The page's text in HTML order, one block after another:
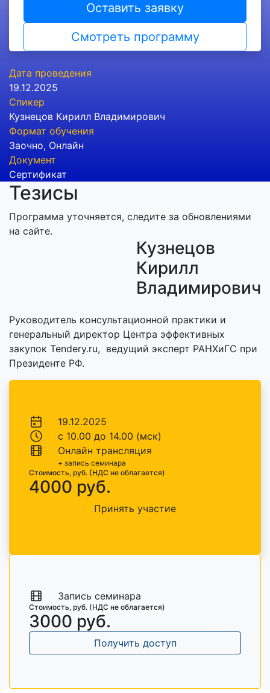
Оставить заявку
Смотреть программу
Дата проведения
19.12.2025
Спикер
Кузнецов Кирилл Владимирович
Формат обучения
Заочно, Онлайн
Документ
Сертификат
Тезисы
Программа уточняется, следите за обновлениями
на сайте.
Кузнецов
Кирилл
Владимирович
Руководитель консультационной практики и
генеральный директор Центра эффективных
закупок Tendery.ru, ведущий эксперт РАНХиГС при
Президенте РФ.
19.12.2025
с 10.00 до 14.00 (мск)
Онлайн трансляция
+ запись семинара
Стоимость, руб. (НДС не облагается)
4000 руб.
Принять участие
Запись семинара
Стоимость, руб. (НДС не облагается)
3000 руб.
Получить доступ